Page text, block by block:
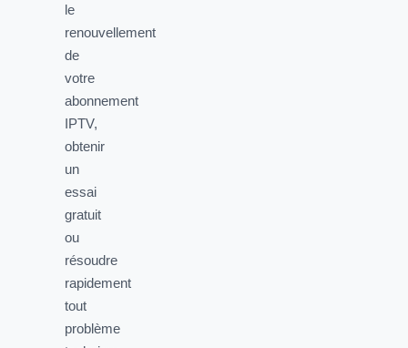
le
renouvellement
de
votre
abonnement
IPTV,
obtenir
un
essai
gratuit
ou
résoudre
rapidement
tout
problème